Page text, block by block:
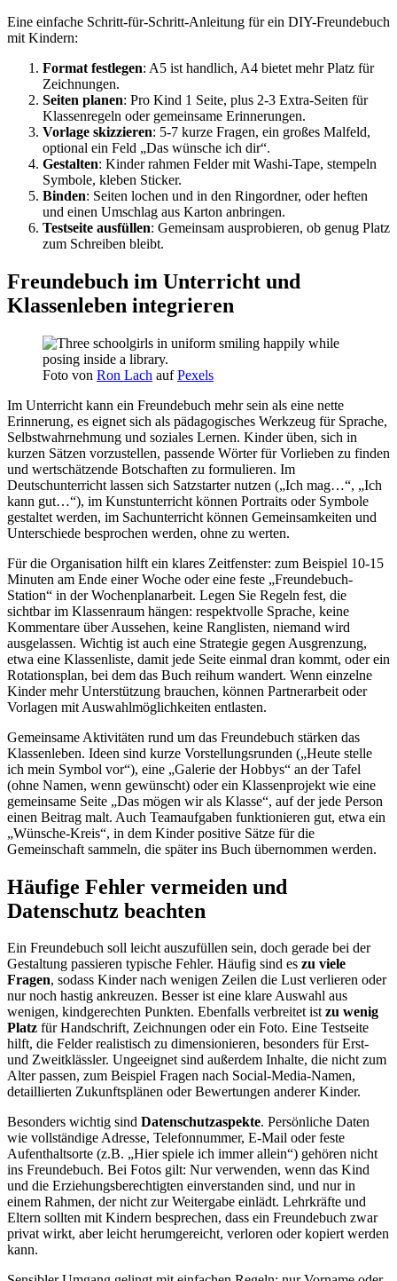
Eine einfache Schritt-für-Schritt-Anleitung für ein DIY-Freundebuch
mit Kindern:
Format festlegen: A5 ist handlich, A4 bietet mehr Platz für
Zeichnungen.
Seiten planen: Pro Kind 1 Seite, plus 2-3 Extra-Seiten für
Klassenregeln oder gemeinsame Erinnerungen.
Vorlage skizzieren: 5-7 kurze Fragen, ein großes Malfeld,
optional ein Feld „Das wünsche ich dir“.
Gestalten: Kinder rahmen Felder mit Washi-Tape, stempeln
Symbole, kleben Sticker.
Binden: Seiten lochen und in den Ringordner, oder heften
und einen Umschlag aus Karton anbringen.
Testseite ausfüllen: Gemeinsam ausprobieren, ob genug Platz
zum Schreiben bleibt.
Freundebuch im Unterricht und
Klassenleben integrieren
Foto von Ron Lach aufPexels
Im Unterricht kann ein Freundebuch mehr sein als eine nette
Erinnerung, es eignet sich als pädagogisches Werkzeug für Sprache,
Selbstwahrnehmung und soziales Lernen. Kinder üben, sich in
kurzen Sätzen vorzustellen, passende Wörter für Vorlieben zu finden
und wertschätzende Botschaften zu formulieren. Im
Deutschunterricht lassen sich Satzstarter nutzen („Ich mag…“, „Ich
kann gut…“), im Kunstunterricht können Portraits oder Symbole
gestaltet werden, im Sachunterricht können Gemeinsamkeiten und
Unterschiede besprochen werden, ohne zu werten.
Für die Organisation hilft ein klares Zeitfenster: zum Beispiel 10-15
Minuten am Ende einer Woche oder eine feste „Freundebuch-
Station“ in der Wochenplanarbeit. Legen Sie Regeln fest, die
sichtbar im Klassenraum hängen: respektvolle Sprache, keine
Kommentare über Aussehen, keine Ranglisten, niemand wird
ausgelassen. Wichtig ist auch eine Strategie gegen Ausgrenzung,
etwa eine Klassenliste, damit jede Seite einmal dran kommt, oder ein
Rotationsplan, bei dem das Buch reihum wandert. Wenn einzelne
Kinder mehr Unterstützung brauchen, können Partnerarbeit oder
Vorlagen mit Auswahlmöglichkeiten entlasten.
Gemeinsame Aktivitäten rund um das Freundebuch stärken das
Klassenleben. Ideen sind kurze Vorstellungsrunden („Heute stelle
ich mein Symbol vor“), eine „Galerie der Hobbys“ an der Tafel
(ohne Namen, wenn gewünscht) oder ein Klassenprojekt wie eine
gemeinsame Seite „Das mögen wir als Klasse“, auf der jede Person
einen Beitrag malt. Auch Teamaufgaben funktionieren gut, etwa ein
„Wünsche-Kreis“, in dem Kinder positive Sätze für die
Gemeinschaft sammeln, die später ins Buch übernommen werden.
Häufige Fehler vermeiden und
Datenschutz beachten
Ein Freundebuch soll leicht auszufüllen sein, doch gerade bei der
Gestaltung passieren typische Fehler. Häufig sind es zu viele
Fragen, sodass Kinder nach wenigen Zeilen die Lust verlieren oder
nur noch hastig ankreuzen. Besser ist eine klare Auswahl aus
wenigen, kindgerechten Punkten. Ebenfalls verbreitet istzu wenig
Platz für Handschrift, Zeichnungen oder ein Foto. Eine Testseite
hilft, die Felder realistisch zu dimensionieren, besonders für Erst-
und Zweitklässler. Ungeeignet sind außerdem Inhalte, die nicht zum
Alter passen, zum Beispiel Fragen nach Social-Media-Namen,
detaillierten Zukunftsplänen oder Bewertungen anderer Kinder.
Besonders wichtig sind Datenschutzaspekte. Persönliche Daten
wie vollständige Adresse, Telefonnummer, E-Mail oder feste
Aufenthaltsorte (z.B. „Hier spiele ich immer allein“) gehören nicht
ins Freundebuch. Bei Fotos gilt: Nur verwenden, wenn das Kind
und die Erziehungsberechtigten einverstanden sind, und nur in
einem Rahmen, der nicht zur Weitergabe einlädt. Lehrkräfte und
Eltern sollten mit Kindern besprechen, dass ein Freundebuch zwar
privat wirkt, aber leicht herumgereicht, verloren oder kopiert werden
kann.